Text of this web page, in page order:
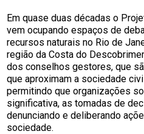
Em quase duas décadas o
vem ocupando espaços de
recursos naturais no Rio de
região da Costa do
dos conselhos gestores, que
que aproximam a sociedade
permitindo que organizações
significativa, as tomadas de
denunciando e deliberando
sociedade.